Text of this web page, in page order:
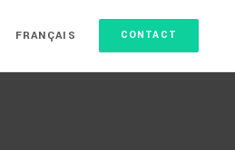
CONTACT
FRANÇAIS